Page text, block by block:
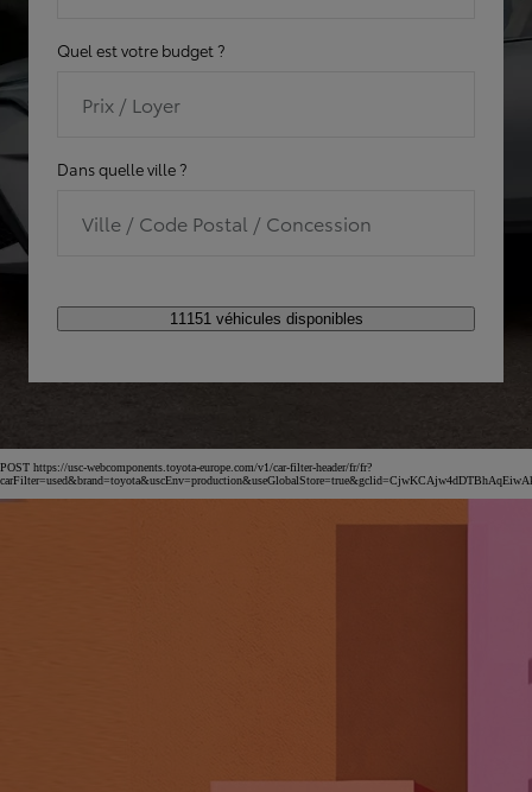
Quel est votre budget ?
Prix / Loyer
Dans quelle ville ?
Ville / Code Postal / Concession
11151 véhicules disponibles
POST https://usc-webcomponents.toyota-europe.com/v1/car-filter-header/fr/fr?